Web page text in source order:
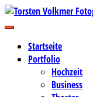
Zum
Inhalt
Torsten
Business-, Portrait- und
Startseite
Portfolio
Hochzeit
Business